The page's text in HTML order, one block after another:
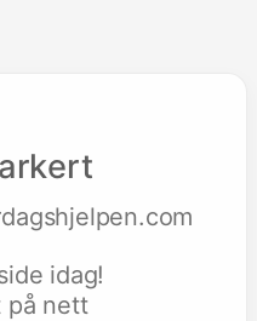
idag!
på nett